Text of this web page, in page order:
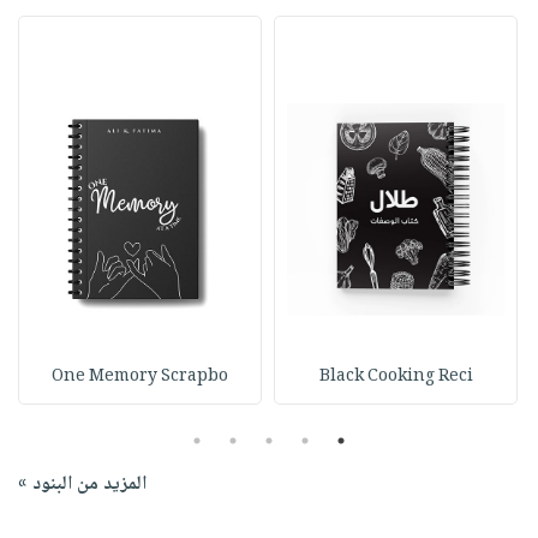
Black Cooking Reci
One Memory Scrapbo
1
2
3
4
5
المزيد من البنود »